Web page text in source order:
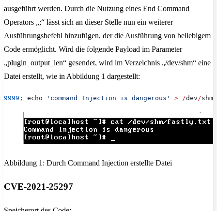
ausgeführt werden. Durch die Nutzung eines End Command
Operators „;“ lässt sich an dieser Stelle nun ein weiterer
Ausführungsbefehl hinzufügen, der die Ausführung von beliebigem
Code ermöglicht. Wird die folgende Payload im Parameter
„plugin_output_len“ gesendet, wird im Verzeichnis „/dev/shm“ eine
Datei erstellt, wie in Abbildung 1 dargestellt:
9999 ; echo 'command Injection is dangerous' > /dev/shm
Abbildung 1: Durch Command Injection erstellte Datei
CVE-2021-25297